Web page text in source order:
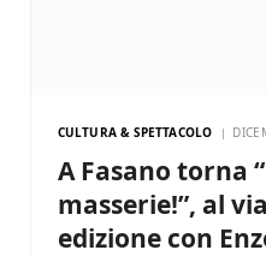
CULTURA & SPETTACOLO
A Fasano torna
masserie!”, al
edizione con